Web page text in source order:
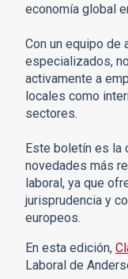
economía global
Con un equipo
especializados,
activamente a
locales como
sectores.
Este boletín es la
novedades más
laboral, ya que
jurisprudencia y
europeos.
En esta edición,
Laboral de